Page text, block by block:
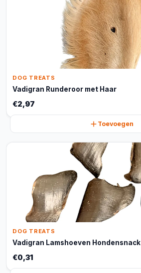
DOG TREATS
Vadigran Runderoor met Haar
€2,97
Toevoegen
DOG TREATS
Vadigran Lamshoeven Hondensnack
€0,31